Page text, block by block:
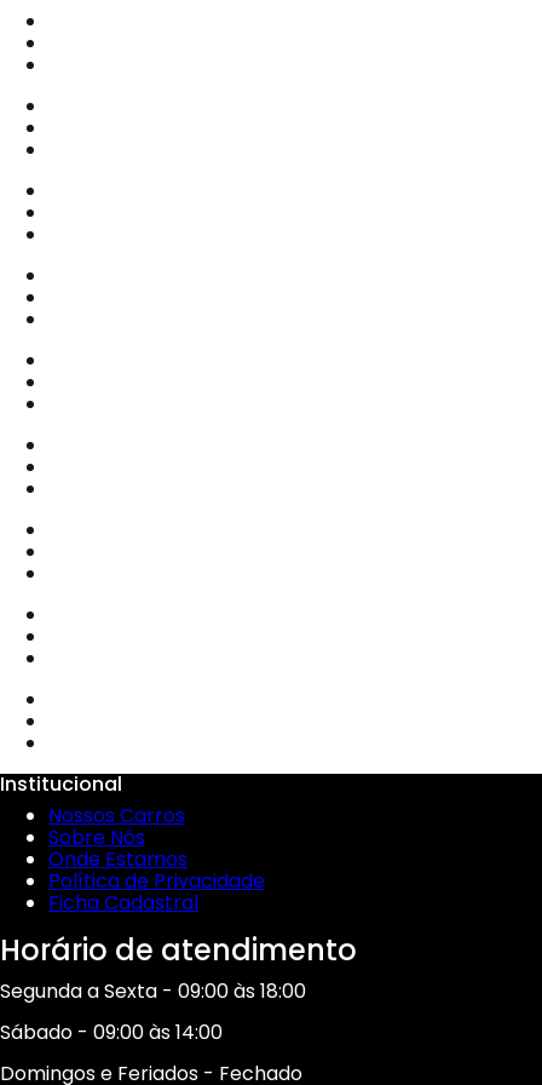
Institucional
Nossos Carros
Sobre Nós
Onde Estamos
Política de Privacidade
Ficha Cadastral
Horário de atendimento
Segunda a Sexta - 09:00 às 18:00
Sábado - 09:00 às 14:00
Domingos e Feriados - Fechado